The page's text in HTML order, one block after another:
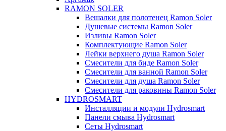
RAMON SOLER
Вешалки для полотенец Ramon Soler
Душевые системы Ramon Soler
Изливы Ramon Soler
Комплектующие Ramon Soler
Лейки верхнего душа Ramon Soler
Смесители для биде Ramon Soler
Смесители для ванной Ramon Soler
Смесители для душа Ramon Soler
Смесители для раковины Ramon Soler
HYDROSMART
Инсталляции и модули Hydrosmart
Панели смыва Hydrosmart
Сеты Hydrosmart